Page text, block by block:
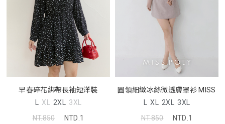
早春碎花綁帶長袖短洋裝
L XL 2XL 3XL
NT.850
NTD.1
圓領細緻冰絲微透膚罩衫 MISS
L XL 2XL 3XL
NT.850
NTD.1